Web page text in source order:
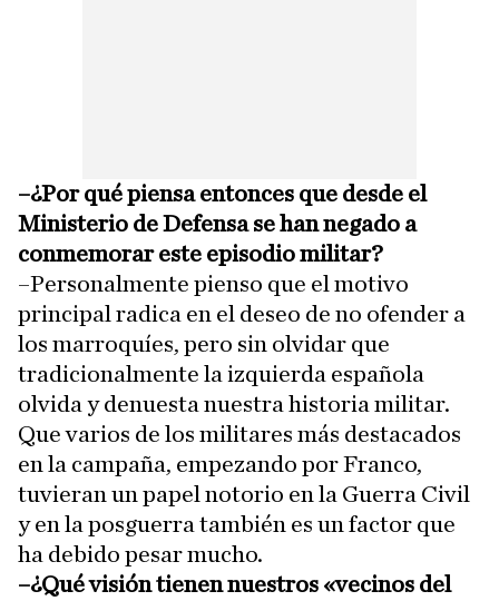
–¿Por qué piensa entonces que desde el
Ministerio de Defensa se han negado a
conmemorar este episodio militar?
–Personalmente pienso que el motivo
principal radica en el deseo de no ofender a
los marroquíes, pero sin olvidar que
tradicionalmente la izquierda española
olvida y denuesta nuestra historia militar.
Que varios de los militares más destacados
en la campaña, empezando por Franco,
tuvieran un papel notorio en la Guerra Civil
y en la posguerra también es un factor que
ha debido pesar mucho.
–¿Qué visión tienen nuestros «vecinos del